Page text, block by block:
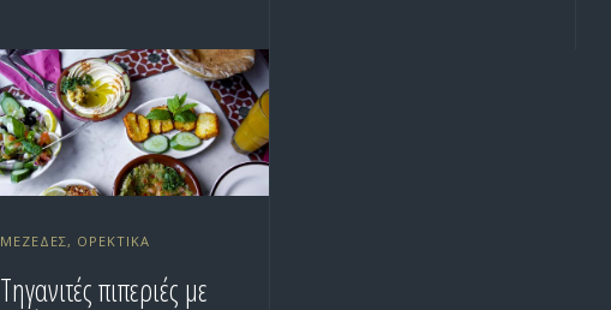
ΜΕΖΈΔΕΣ, ΟΡΕΚΤΙΚΆ
Τηγανιτές πιπεριές με